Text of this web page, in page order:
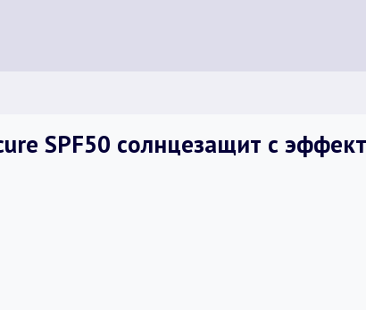
SPF50 солнцезащит с